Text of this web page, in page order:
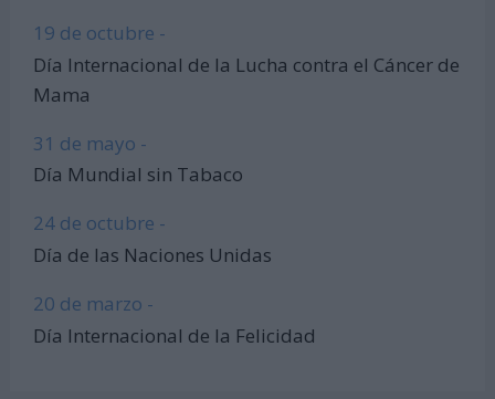
19 de octubre -
Día Internacional de la Lucha contra el Cáncer de
Mama
31 de mayo -
Día Mundial sin Tabaco
24 de octubre -
Día de las Naciones Unidas
20 de marzo -
Día Internacional de la Felicidad